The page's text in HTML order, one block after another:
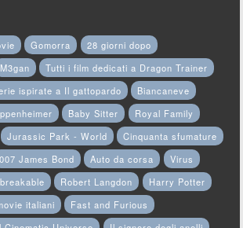
Gomorra
28 giorni dopo
M3gan
Tutti i film dedicati a Dragon Trainer
ispirate a Il gattopardo
Biancaneve
Baby Sitter
Royal Family
Jurassic Park - World
Cinquanta sfumature
007 James Bond Auto da corsa
Virus
Robert Langdon
Harry Potter
italiani
Fast and Furious